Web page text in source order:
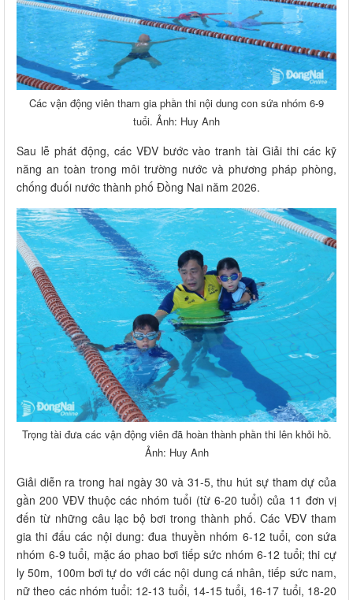
Các vận động viên tham gia phần thi nội dung con sứa nhóm 6-9
tuổi. Ảnh: Huy Anh
Sau lễ phát động, các VĐV bước vào tranh tài Giải thi các kỹ
năng an toàn trong môi trường nước và phương pháp phòng,
chống đuối nước thành phố Đồng Nai năm 2026.
Trọng tài đưa các vận động viên đã hoàn thành phần thi lên khỏi hồ.
Ảnh: Huy Anh
Giải diễn ra trong hai ngày 30 và 31-5, thu hút sự tham dự của
gần 200 VĐV thuộc các nhóm tuổi (từ 6-20 tuổi) của 11 đơn vị
đến từ những câu lạc bộ bơi trong thành phố. Các VĐV tham
gia thi đấu các nội dung: đua thuyền nhóm 6-12 tuổi, con sứa
nhóm 6-9 tuổi, mặc áo phao bơi tiếp sức nhóm 6-12 tuổi; thi cự
ly 50m, 100m bơi tự do với các nội dung cá nhân, tiếp sức nam,
nữ theo các nhóm tuổi: 12-13 tuổi, 14-15 tuổi, 16-17 tuổi, 18-20